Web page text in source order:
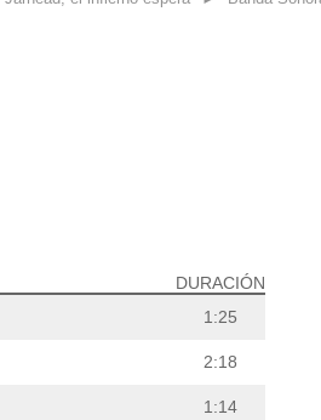
DURACIÓN
1:25
2:18
1:14